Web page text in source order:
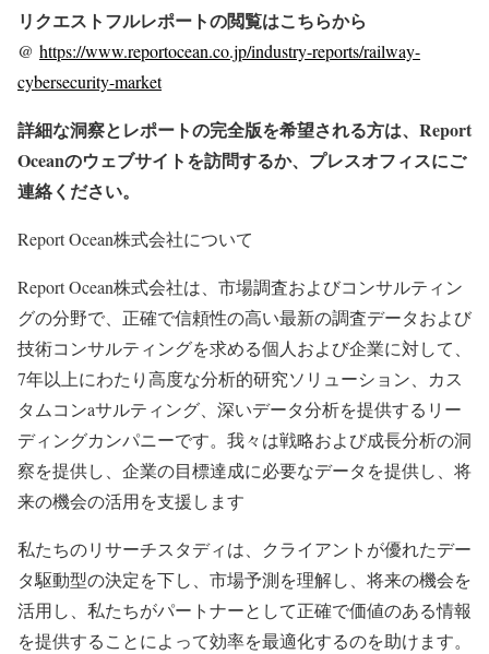
リクエストフルレポートの閲覧はこちらから
@ https://www.reportocean.co.jp/industry-reports/railway-
cybersecurity-market
詳細な洞察とレポートの完全版を希望される方は、Report
Oceanのウェブサイトを訪問するか、プレスオフィスにご
連絡ください。
Report Ocean株式会社について
Report Ocean株式会社は、市場調査およびコンサルティン
グの分野で、正確で信頼性の高い最新の調査データおよび
技術コンサルティングを求める個人および企業に対して、
7年以上にわたり高度な分析的研究ソリューション、カス
タムコンaサルティング、深いデータ分析を提供するリー
ディングカンパニーです。我々は戦略および成長分析の洞
察を提供し、企業の目標達成に必要なデータを提供し、将
来の機会の活用を支援します
私たちのリサーチスタディは、クライアントが優れたデー
タ駆動型の決定を下し、市場予測を理解し、将来の機会を
活用し、私たちがパートナーとして正確で価値のある情報
を提供することによって効率を最適化するのを助けます。